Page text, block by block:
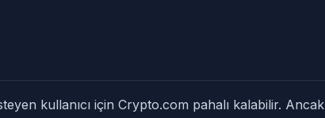
kullanıcı için Crypto.com pahalı kalabilir. Ancak